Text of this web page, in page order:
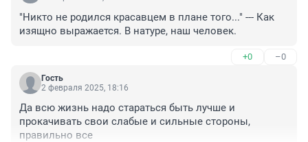
"Никто не родился красавцем в плане того..." --- Как
изящно выражается. В натуре, наш человек.
+0 –0
Гость
2 февраля 2025, 18:16
Да всю жизнь надо стараться быть лучше и
прокачивать свои слабые и сильные стороны,
правильно все